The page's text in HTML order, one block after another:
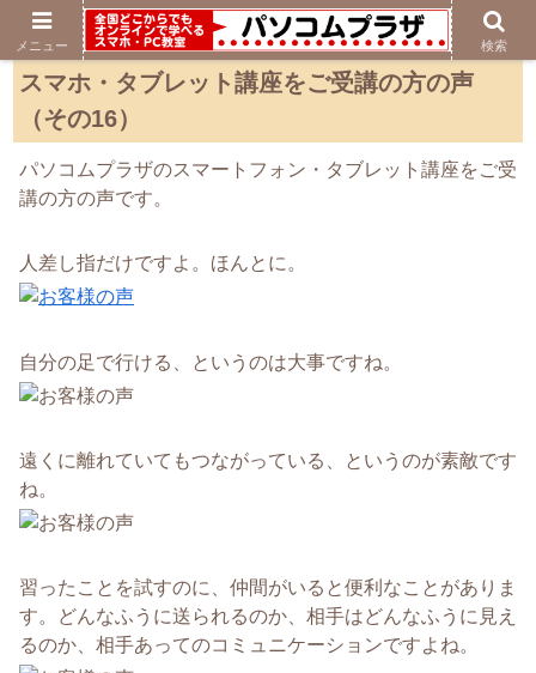
スマホ・タブレット講座をご受講の方の声
（その16）
パソコムプラザのスマートフォン・タブレット講座をご受
講の方の声です。
人差し指だけですよ。ほんとに。
自分の足で行ける、というのは大事ですね。
遠くに離れていてもつながっている、というのが素敵です
ね。
習ったことを試すのに、仲間がいると便利なことがありま
す。どんなふうに送られるのか、相手はどんなふうに見え
るのか、相手あってのコミュニケーションですよね。
メニュー 検索